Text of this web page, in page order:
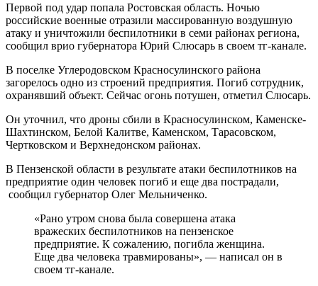
Первой под удар попала Ростовская область. Ночью
российские военные отразили массированную воздушную
атаку и уничтожили беспилотники в семи районах региона,
сообщил врио губернатора Юрий Слюсарь в своем тг-канале.
В поселке Углеродовском Красносулинского района
загорелось одно из строений предприятия. Погиб сотрудник,
охранявший объект. Сейчас огонь потушен, отметил Слюсарь.
Он уточнил, что дроны сбили в Красносулинском, Каменске-
Шахтинском, Белой Калитве, Каменском, Тарасовском,
Чертковском и Верхнедонском районах.
В Пензенской области в результате атаки беспилотников на
предприятие один человек погиб и еще два пострадали,
сообщил губернатор Олег Мельниченко.
«Рано утром снова была совершена атака
вражеских беспилотников на пензенское
предприятие. К сожалению, погибла женщина.
Еще два человека травмированы», — написал он в
своем тг-канале.